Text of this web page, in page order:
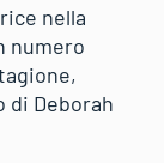
nella
numero
di Deborah